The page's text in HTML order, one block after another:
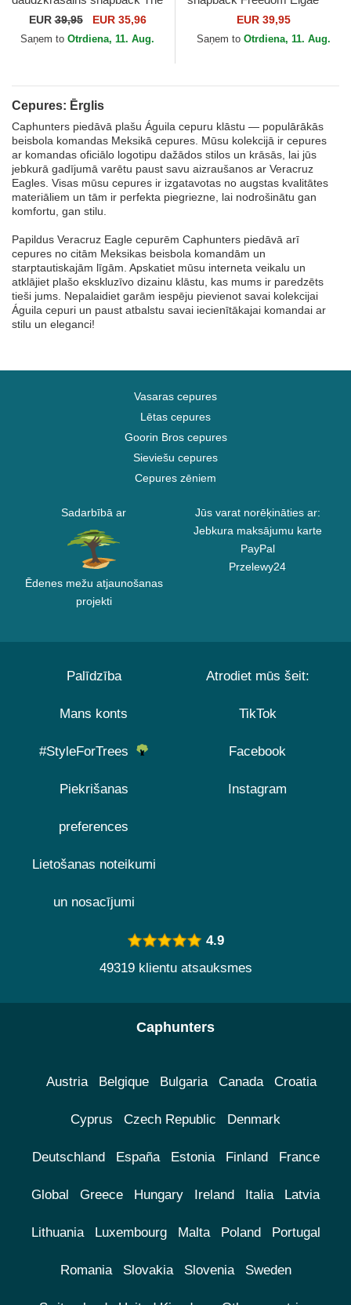
Faithful Eagle Sport The
Farm no Goorin Bros.
EUR39,95 EUR 35,96
Saņem to Otrdiena, 11. Aug.
Flip Side 2 The Farm no
Goorin Bros.
EUR 39,95
Saņem to Otrdiena, 11. Aug.
Cepures: Ērglis
Caphunters piedāvā plašu Águila cepuru klāstu — populārākās
beisbola komandas Meksikā cepures. Mūsu kolekcijā ir cepures
ar komandas oficiālo logotipu dažādos stilos un krāsās, lai jūs
jebkurā gadījumā varētu paust savu aizraušanos ar Veracruz
Eagles. Visas mūsu cepures ir izgatavotas no augstas kvalitātes
materiāliem un tām ir perfekta piegriezne, lai nodrošinātu gan
komfortu, gan stilu.
Papildus Veracruz Eagle cepurēm Caphunters piedāvā arī
cepures no citām Meksikas beisbola komandām un
starptautiskajām līgām. Apskatiet mūsu interneta veikalu un
atklājiet plašo ekskluzīvo dizainu klāstu, kas mums ir paredzēts
tieši jums. Nepalaidiet garām iespēju pievienot savai kolekcijai
Águila cepuri un paust atbalstu savai iecienītākajai komandai ar
stilu un eleganci!
Vasaras cepures
Lētas cepures
Goorin Bros cepures
Sieviešu cepures
Cepures zēniem
Sadarbībā ar
Ēdenes mežu atjaunošanas
projekti
Jūs varat norēķināties ar:
Jebkura maksājumu karte
PayPal
Przelewy24
Palīdzība
Mans konts
#StyleForTrees
Piekrišanas
preferences
Lietošanas noteikumi
un nosacījumi
Atrodiet mūs šeit:
TikTok
Facebook
Instagram
4.9
49319 klientu atsauksmes
Caphunters
Austria Belgique Bulgaria Canada Croatia
Cyprus Czech Republic Denmark
Deutschland España Estonia Finland France
Global Greece Hungary Ireland Italia Latvia
Lithuania Luxembourg Malta Poland Portugal
Romania Slovakia Slovenia Sweden